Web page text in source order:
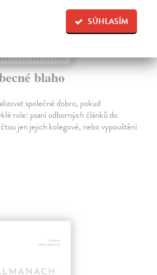
SÚHLASÍM
blaho
společné dobro, pokud
role: psaní odborných článků do
jen jejich kolegové, nebo vypouštění